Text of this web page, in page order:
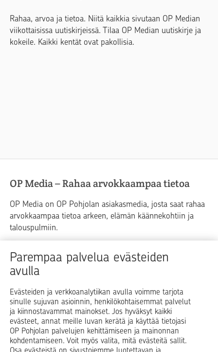
Parempaa palvelua evästeiden
avulla
Evästeiden ja verkkoanalytiikan avulla voimme tarjota
sinulle sujuvan asioinnin, henkilökohtaisemmat palvelut
ja kiinnostavammat mainokset. Jos hyväksyt kaikki
evästeet, annat meille luvan kerätä ja käyttää tietojasi
OP Pohjolan palvelujen kehittämiseen ja mainonnan
kohdentamiseen. Voit myös valita, mitä evästeitä sallit.
Rahaa, arvoa ja tietoa. Niitä kaikkia sivutaan OP Median
viikottaisissa uutiskirjeissä. Tilaa OP Median uutiskirje ja
kokeile. Kaikki kentät ovat pakollisia.
OP Media – Rahaa arvokkaampaa tietoa
OP Media on OP Pohjolan asiakasmedia, josta saat rahaa
arvokkaampaa tietoa arkeen, elämän käännekohtiin ja
talouspulmiin.
Raha Elämä
Yrityselämä
Blogit ja puheenvuorot
Op.fi OP Koti Pohjola Vahinkoapu
Facebook
X LinkedInInstagram